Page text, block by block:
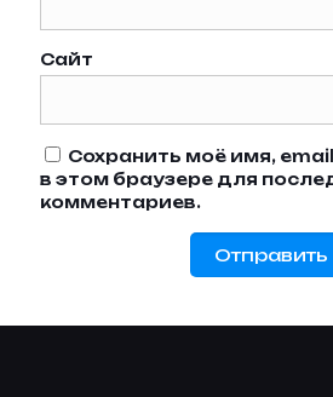
Сайт
Сохранить моё имя,
в этом браузере для
комментариев.